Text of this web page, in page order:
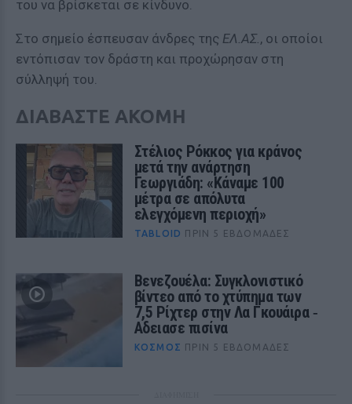
του να βρίσκεται σε κίνδυνο.
Στο σημείο έσπευσαν άνδρες της ΕΛ.ΑΣ., οι οποίοι
εντόπισαν τον δράστη και προχώρησαν στη
σύλληψή του.
ΔΙΑΒΑΣΤΕ ΑΚΟΜΗ
Στέλιος Ρόκκος για κράνος
μετά την ανάρτηση
Γεωργιάδη: «Κάναμε 100
μέτρα σε απόλυτα
ελεγχόμενη περιοχή»
TABLOID ΠΡΙΝ 5 ΕΒΔΟΜΆΔΕΣ
Βενεζουέλα: Συγκλονιστικό
βίντεο από το χτύπημα των
7,5 Ρίχτερ στην Λα Γκουάιρα ‑
Αδειασε πισίνα
ΚΌΣΜΟΣ ΠΡΙΝ 5 ΕΒΔΟΜΆΔΕΣ